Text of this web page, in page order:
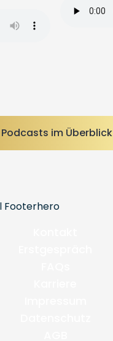
im Überblick